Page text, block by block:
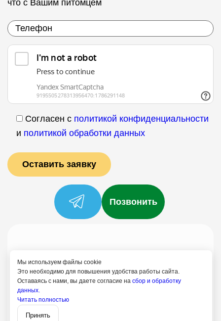
что с Вашим питомцем
Согласен с политикой конфиденциальности
и политикой обработки данных
Мы используем файлы cookie
Это необходимо для повышения удобства работы сайта.
Оставаясь с нами, вы даете согласие на сбор и обработку
данных.
Читать полностью
Принять
Позвонить
Политика конфиденциальности
Согласие на обработку
+7 (958) 758-21-18
Курск